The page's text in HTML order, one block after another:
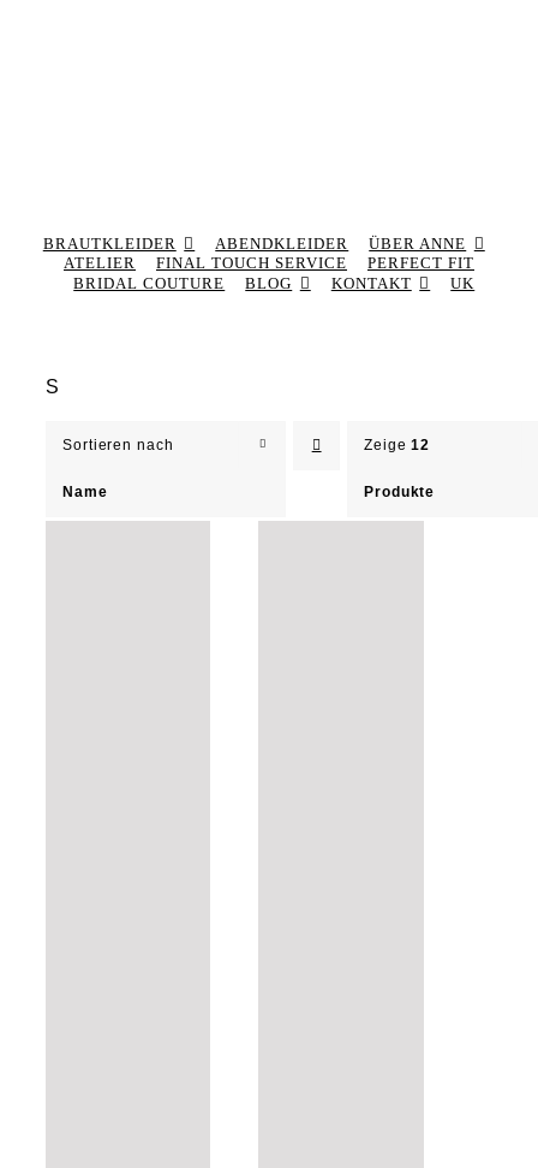
BRAUTKLEIDER ABENDKLEIDER
ÜBER ANNE
ATELIER
FINAL TOUCH SERVICE
PERFECT FIT
BRIDAL COUTURE
BLOG KONTAKT UK
S
Sortieren nach
Name
Zeige12
Produkte